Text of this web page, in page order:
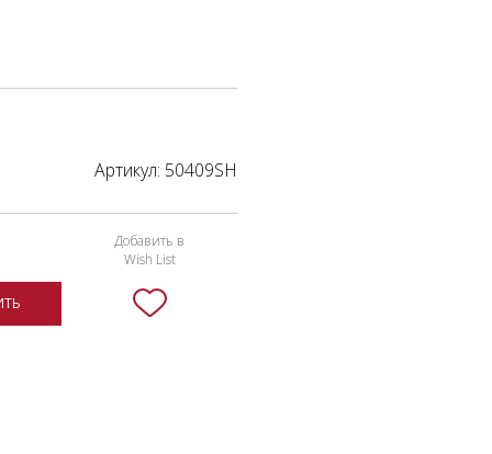
Артикул: 50409SH
Добавить в
Wish List